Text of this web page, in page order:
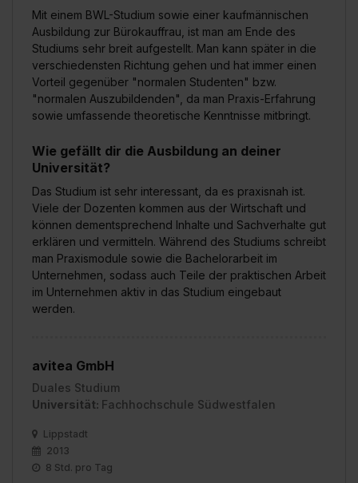
Mit einem BWL-Studium sowie einer kaufmännischen
Ausbildung zur Bürokauffrau, ist man am Ende des
Studiums sehr breit aufgestellt. Man kann später in die
verschiedensten Richtung gehen und hat immer einen
Vorteil gegenüber "normalen Studenten" bzw.
"normalen Auszubildenden", da man Praxis-Erfahrung
sowie umfassende theoretische Kenntnisse mitbringt.
Wie gefällt dir die Ausbildung an deiner
Universität?
Das Studium ist sehr interessant, da es praxisnah ist.
Viele der Dozenten kommen aus der Wirtschaft und
können dementsprechend Inhalte und Sachverhalte gut
erklären und vermitteln. Während des Studiums schreibt
man Praxismodule sowie die Bachelorarbeit im
Unternehmen, sodass auch Teile der praktischen Arbeit
im Unternehmen aktiv in das Studium eingebaut
werden.
avitea GmbH
Duales Studium
Universität: Fachhochschule Südwestfalen
Lippstadt
2013
8 Std. pro Tag